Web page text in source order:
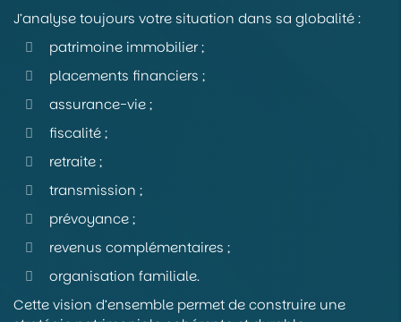
J’analyse toujours votre situation dans sa globalité :
patrimoine immobilier ;
placements financiers ;
assurance-vie ;
fiscalité ;
retraite ;
transmission ;
prévoyance ;
revenus complémentaires ;
organisation familiale.
Cette vision d’ensemble permet de construire une